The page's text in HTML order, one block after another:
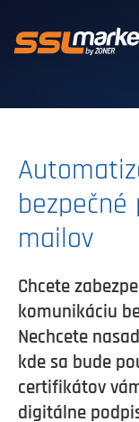
bezpečné
mailov
Chcete
komunikáciu
Nechcete
kde sa bude
certifikátov
digitálne